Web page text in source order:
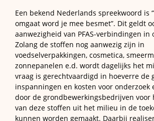
Een bekend Nederlands spreekwoord is
omgaat word je mee besmet”. Dit geldt
aanwezigheid van PFAS-verbindingen in
Zolang de stoffen nog aanwezig zijn in
voedselverpakkingen, cosmetica,
zonnepanelen e.d. wordt dagelijks het
vraag is gerechtvaardigd in hoeverre de
inspanningen en kosten voor onderzoek
door de grondbewerkingsbedrijven voor
van deze stoffen uit het milieu in de
kunnen worden gemaakt. Daarbij